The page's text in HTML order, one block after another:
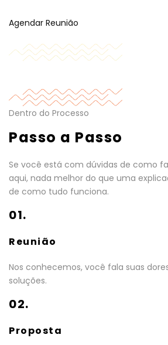
Agendar Reunião
Dentro do Processo
Passo a Passo
Se você está com dúvidas de como
aqui, nada melhor do que uma
de como tudo funciona.
01.
Reunião
Nos conhecemos, você fala suas
soluções.
02.
Proposta